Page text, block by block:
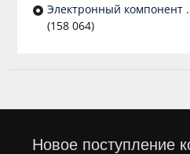
Электронный компонент .
(158 064)
Новое поступление